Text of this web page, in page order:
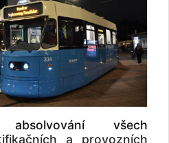
všech
a provozních